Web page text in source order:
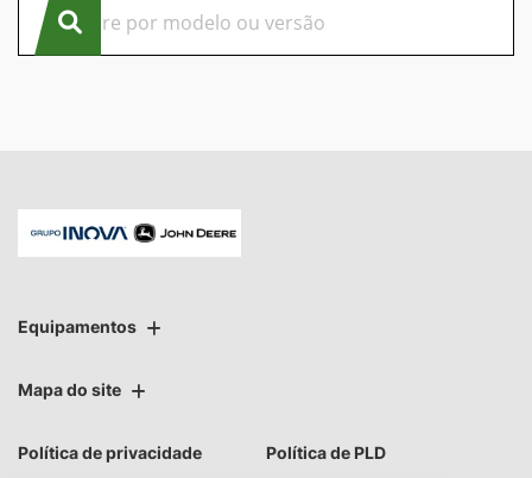
Equipamentos
Mapa do site
Política de privacidade Política de PLD